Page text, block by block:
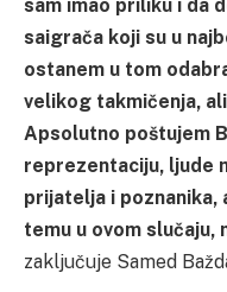
sam imao priliku i da
saigrača koji su u
ostanem u tom
velikog takmičenja,
Apsolutno poštujem
reprezentaciju, ljude
prijatelja i poznanika,
temu u ovom slučaju,
zaključuje Samed